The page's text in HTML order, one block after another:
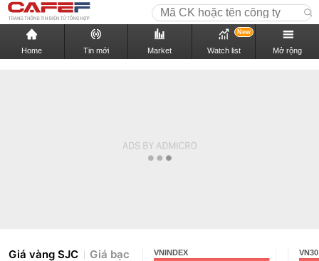
Home Tin mới Market Watch list
New
Mở rộng
Giá vàng SJC Giá bạc VNINDEX VN30